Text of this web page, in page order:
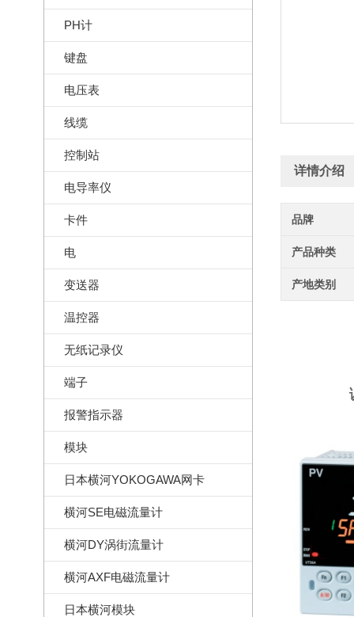
PH计
键盘
电压表
线缆
控制站
电导率仪
卡件
电
变送器
温控器
无纸记录仪
端子
报警指示器
模块
日本横河YOKOGAWA网卡
横河SE电磁流量计
横河DY涡街流量计
横河AXF电磁流量计
日本横河模块
详情介绍
品牌
产品种类
产地类别